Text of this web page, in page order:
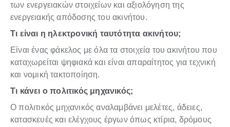
των ενεργειακών στοιχείων και αξιολόγηση της
ενεργειακής απόδοσης του ακινήτου.
Τι είναι η ηλεκτρονική ταυτότητα ακινήτου;
Είναι ένας φάκελος με όλα τα στοιχεία του ακινήτου που
καταχωρείται ψηφιακά και είναι απαραίτητος για τεχνική
και νομική τακτοποίηση.
Τι κάνει ο πολιτικός μηχανικός;
Ο πολιτικός μηχανικός αναλαμβάνει μελέτες, άδειες,
κατασκευές και ελέγχους έργων όπως κτίρια, δρόμους